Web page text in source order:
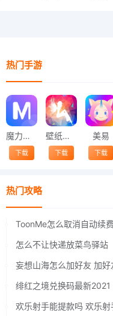
热门手游
魔力相册
下载
壁纸精灵
下载
美易
下载
热门攻略
怎么不让快递放菜鸟驿站